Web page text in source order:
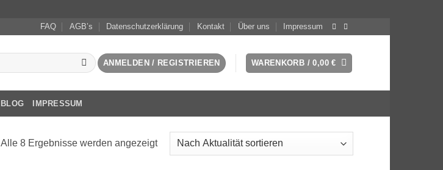
FAQ AGB’s Datenschutzerklärung Kontakt Über uns Impressum
ANMELDEN / REGISTRIEREN WARENKORB /0,00€
BLOG IMPRESSUM
Alle 8 Ergebnisse werden angezeigtNach
Aktualität